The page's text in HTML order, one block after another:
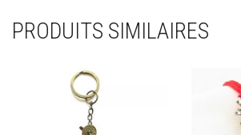
PRODUITS SIMILAIRES